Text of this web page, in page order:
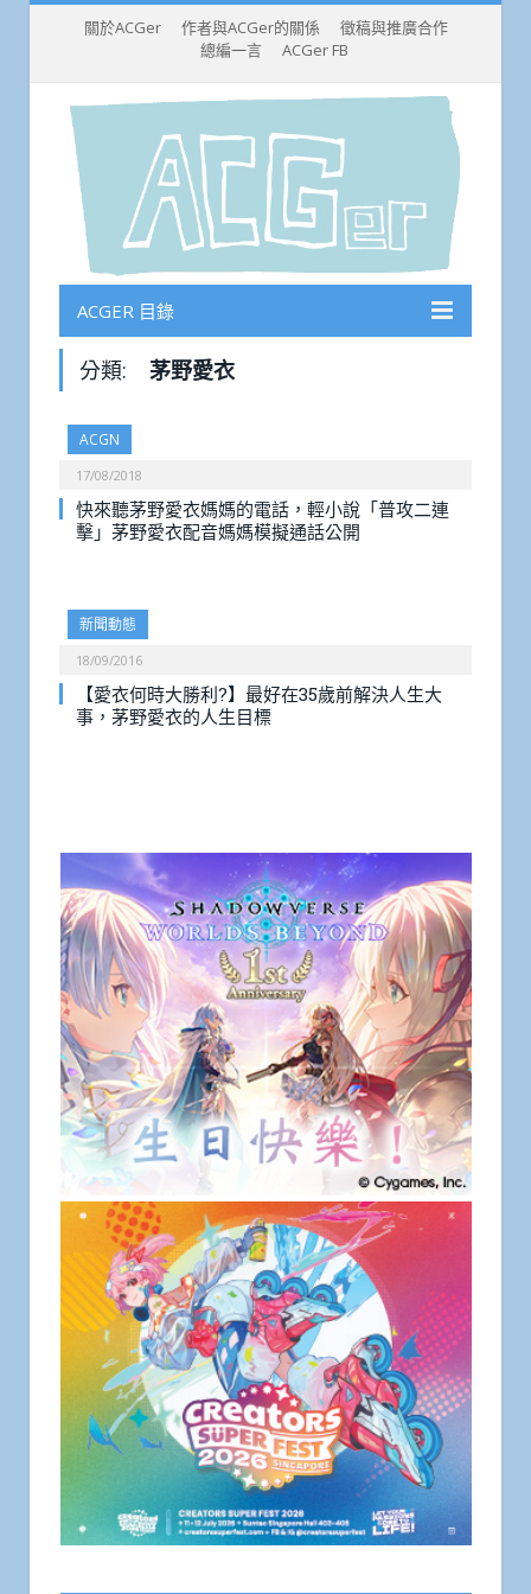
關於ACGer 作者與ACGer的關係
徵稿與推廣合作
總編一言
ACGer FB
ACGER 目錄
分類: 茅野愛衣
ACGN
17/08/2018
快來聽茅野愛衣媽媽的電話，輕小說「普攻二連
擊」茅野愛衣配音媽媽模擬通話公開
新聞動態
18/09/2016
【愛衣何時大勝利?】最好在35歲前解決人生大
事，茅野愛衣的人生目標